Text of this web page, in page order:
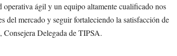
ágil y un equipo altamente cualificado nos
del mercado y seguir fortaleciendo la satisfacción de
Consejera Delegada de TIPSA.